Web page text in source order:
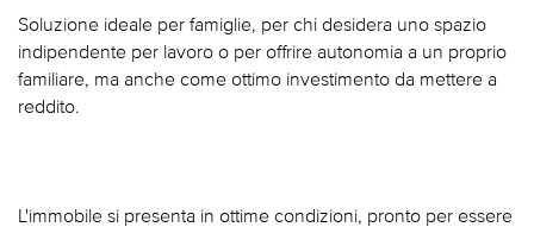
Soluzione ideale per famiglie, per chi desidera uno spazio
indipendente per lavoro o per offrire autonomia a un proprio
familiare, ma anche come ottimo investimento da mettere a
reddito.
L'immobile si presenta in ottime condizioni, pronto per essere